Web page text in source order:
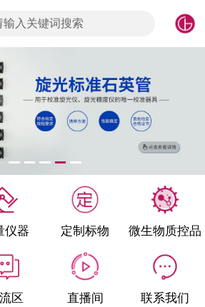
输入关键词搜索
仪器 定制标物 微生物质控品
区 直播间 联系我们
签到
控品